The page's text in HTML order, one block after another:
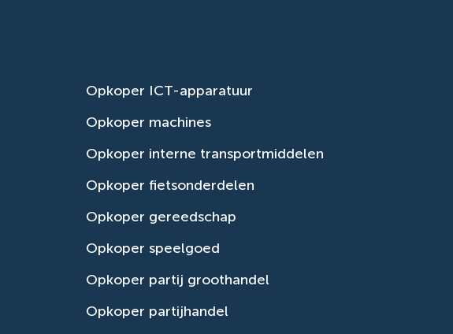
Opkoper ICT-apparatuur
Opkoper machines
Opkoper interne transportmiddelen
Opkoper fietsonderdelen
Opkoper gereedschap
Opkoper speelgoed
Opkoper partij groothandel
Opkoper partijhandel